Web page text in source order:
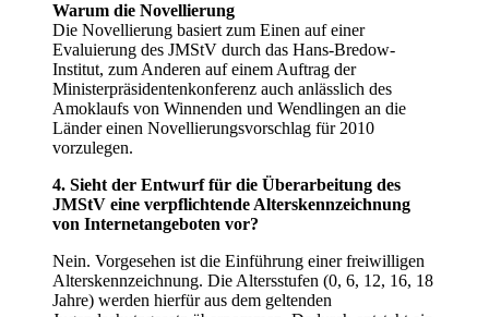
Warum die Novellierung
Die Novellierung basiert zum Einen auf einer
Evaluierung des JMStV durch das Hans-Bredow-
Institut, zum Anderen auf einem Auftrag der
Ministerpräsidentenkonferenz auch anlässlich des
Amoklaufs von Winnenden und Wendlingen an die
Länder einen Novellierungsvorschlag für 2010
vorzulegen.
4. Sieht der Entwurf für die Überarbeitung des
JMStV eine verpflichtende Alterskennzeichnung
von Internetangeboten vor?
Nein. Vorgesehen ist die Einführung einer freiwilligen
Alterskennzeichnung. Die Altersstufen (0, 6, 12, 16, 18
Jahre) werden hierfür aus dem geltenden